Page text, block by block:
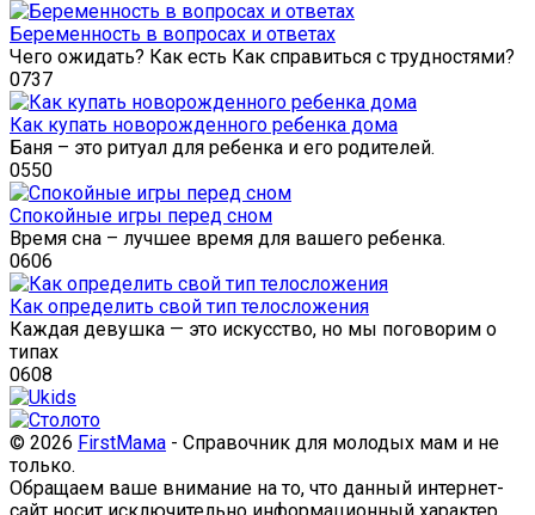
Беременность в вопросах и ответах
Чего ожидать? Как есть Как справиться с трудностями?
0737
Как купать новорожденного ребенка дома
Баня – это ритуал для ребенка и его родителей.
0550
Спокойные игры перед сном
Время сна – лучшее время для вашего ребенка.
0606
Как определить свой тип телосложения
Каждая девушка — это искусство, но мы поговорим о
типах
0608
© 2026 FirstМама - Справочник для молодых мам и не
только.
Обращаем ваше внимание на то, что данный интернет-